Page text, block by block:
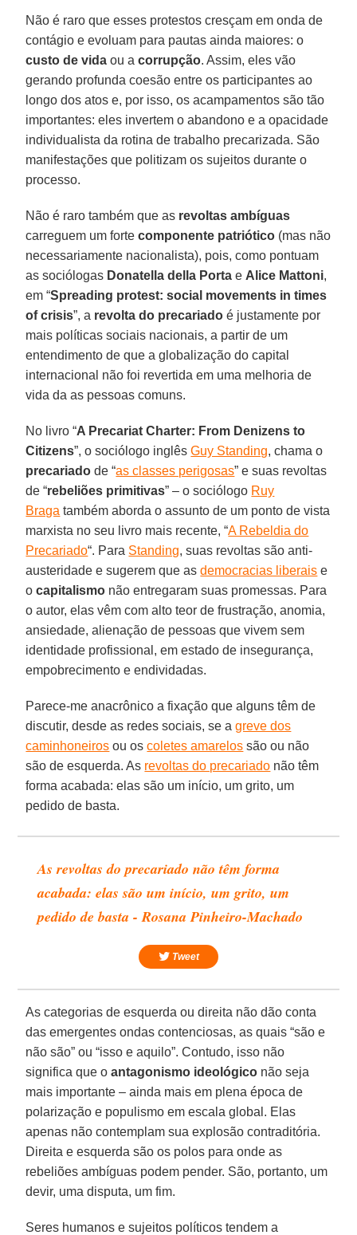
Não é raro que esses protestos cresçam em onda de
contágio e evoluam para pautas ainda maiores: o
custo de vida ou acorrupção. Assim, eles vão
gerando profunda coesão entre os participantes ao
longo dos atos e, por isso, os acampamentos são tão
importantes: eles invertem o abandono e a opacidade
individualista da rotina de trabalho precarizada. São
manifestações que politizam os sujeitos durante o
processo.
Não é raro também que as revoltas ambíguas
carreguem um fortecomponente patriótico (mas não
necessariamente nacionalista), pois, como pontuam
as sociólogas Donatella della Porta e Alice Mattoni,
em “Spreading protest: social movements in times
of crisis”, a revolta do precariado é justamente por
mais políticas sociais nacionais, a partir de um
entendimento de que a globalização do capital
internacional não foi revertida em uma melhoria de
vida da as pessoas comuns.
No livro “A Precariat Charter: From Denizens to
Citizens”, o sociólogo inglêsGuy Standing, chama o
precariado de “as classes perigosas” e suas revoltas
de “rebeliões primitivas” – o sociólogo Ruy
Braga também aborda o assunto de um ponto de vista
marxista no seu livro mais recente, “A Rebeldia do
Precariado“. Para Standing, suas revoltas são anti-
austeridade e sugerem que asdemocracias liberais e
ocapitalismo não entregaram suas promessas. Para
o autor, elas vêm com alto teor de frustração, anomia,
ansiedade, alienação de pessoas que vivem sem
identidade profissional, em estado de insegurança,
empobrecimento e endividadas.
Parece-me anacrônico a fixação que alguns têm de
discutir, desde as redes sociais, se agreve dos
caminhoneiros ou oscoletes amarelos são ou não
são de esquerda. As revoltas do precariado não têm
forma acabada: elas são um início, um grito, um
pedido de basta.
As revoltas do precariado não têm forma
acabada: elas são um início, um grito, um
pedido de basta - Rosana Pinheiro-Machado
Tweet
As categorias de esquerda ou direita não dão conta
das emergentes ondas contenciosas, as quais “são e
não são” ou “isso e aquilo”. Contudo, isso não
significa que oantagonismo ideológico não seja
mais importante – ainda mais em plena época de
polarização e populismo em escala global. Elas
apenas não contemplam sua explosão contraditória.
Direita e esquerda são os polos para onde as
rebeliões ambíguas podem pender. São, portanto, um
devir, uma disputa, um fim.
Seres humanos e sujeitos políticos tendem a